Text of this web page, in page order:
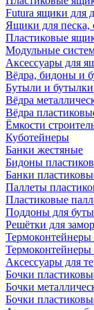
Futura ящики для
Ящики для песка,
Пластиковые
Модульные
Аксессуары для
Вёдра, бидоны и
Бутыли и
Вёдра
Вёдра
Ёмкости
Куботейнеры
Банки жестяные
Бидоны
Банки
Паллеты
Пластиковые
Поддоны для
Решётки для
Термоконтейнеры
Термоконтейнеры
Аксессуары для
Бочки
Бочки
Бочки